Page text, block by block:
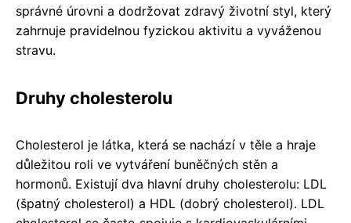
správné úrovni a dodržovat zdravý životní styl, který
zahrnuje pravidelnou fyzickou aktivitu a vyváženou
stravu.
Druhy cholesterolu
Cholesterol je látka, která se nachází v těle a hraje
důležitou roli ve vytváření buněčných stěn a
hormonů. Existují dva hlavní druhy cholesterolu: LDL
(špatný cholesterol) a HDL (dobrý cholesterol). LDL